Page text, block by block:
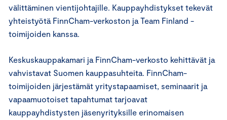
välittäminen vientijohtajille. Kauppayhdistykset tekevät
yhteistyötä FinnCham-verkoston ja Team Finland -
toimijoiden kanssa.
Keskuskauppakamari ja FinnCham-verkosto kehittävät ja
vahvistavat Suomen kauppasuhteita. FinnCham-
toimijoiden järjestämät yritys­ta­paamiset, seminaarit ja
vapaamuotoiset tapahtumat tarjoavat
kauppayhdistysten jäsenyrityksille erinomaisen